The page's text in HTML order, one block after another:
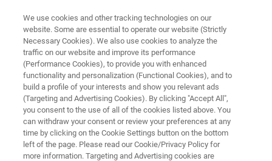
NMR & EPR 制药解决方案
生物制剂的高级结构（HOS）
评估完整的蛋白质/抗体在生理相关缓冲液中的
高级结构（HOS）。以原子级分辨率在HOS中
检测微小但相关的变化。
We use cookies and other tracking technologies on our
website. Some are essential to operate our website (Strictly
Necessary Cookies). We also use cookies to analyze the
traffic on our website and improve its performance
(Performance Cookies), to provide you with enhanced
functionality and personalization (Functional Cookies), and to
build a profile of your interests and show you relevant ads
(Targeting and Advertising Cookies). By clicking "Accept All",
you consent to the use of all of the cookies listed above. You
can withdraw your consent or review your preferences at any
time by clicking on the Cookie Settings button on the bottom
left of the page. Please read our Cookie/Privacy Policy for
more information. Targeting and Advertising cookies are